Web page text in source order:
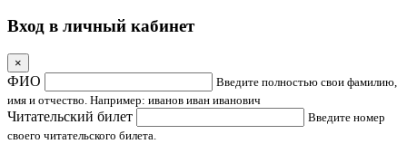
Вход в личный кабинет
×
ФИО
Введите полностью свои фамилию,
имя и отчество. Например: иванов иван иванович
Читательский билет
Введите номер
своего читательского билета.